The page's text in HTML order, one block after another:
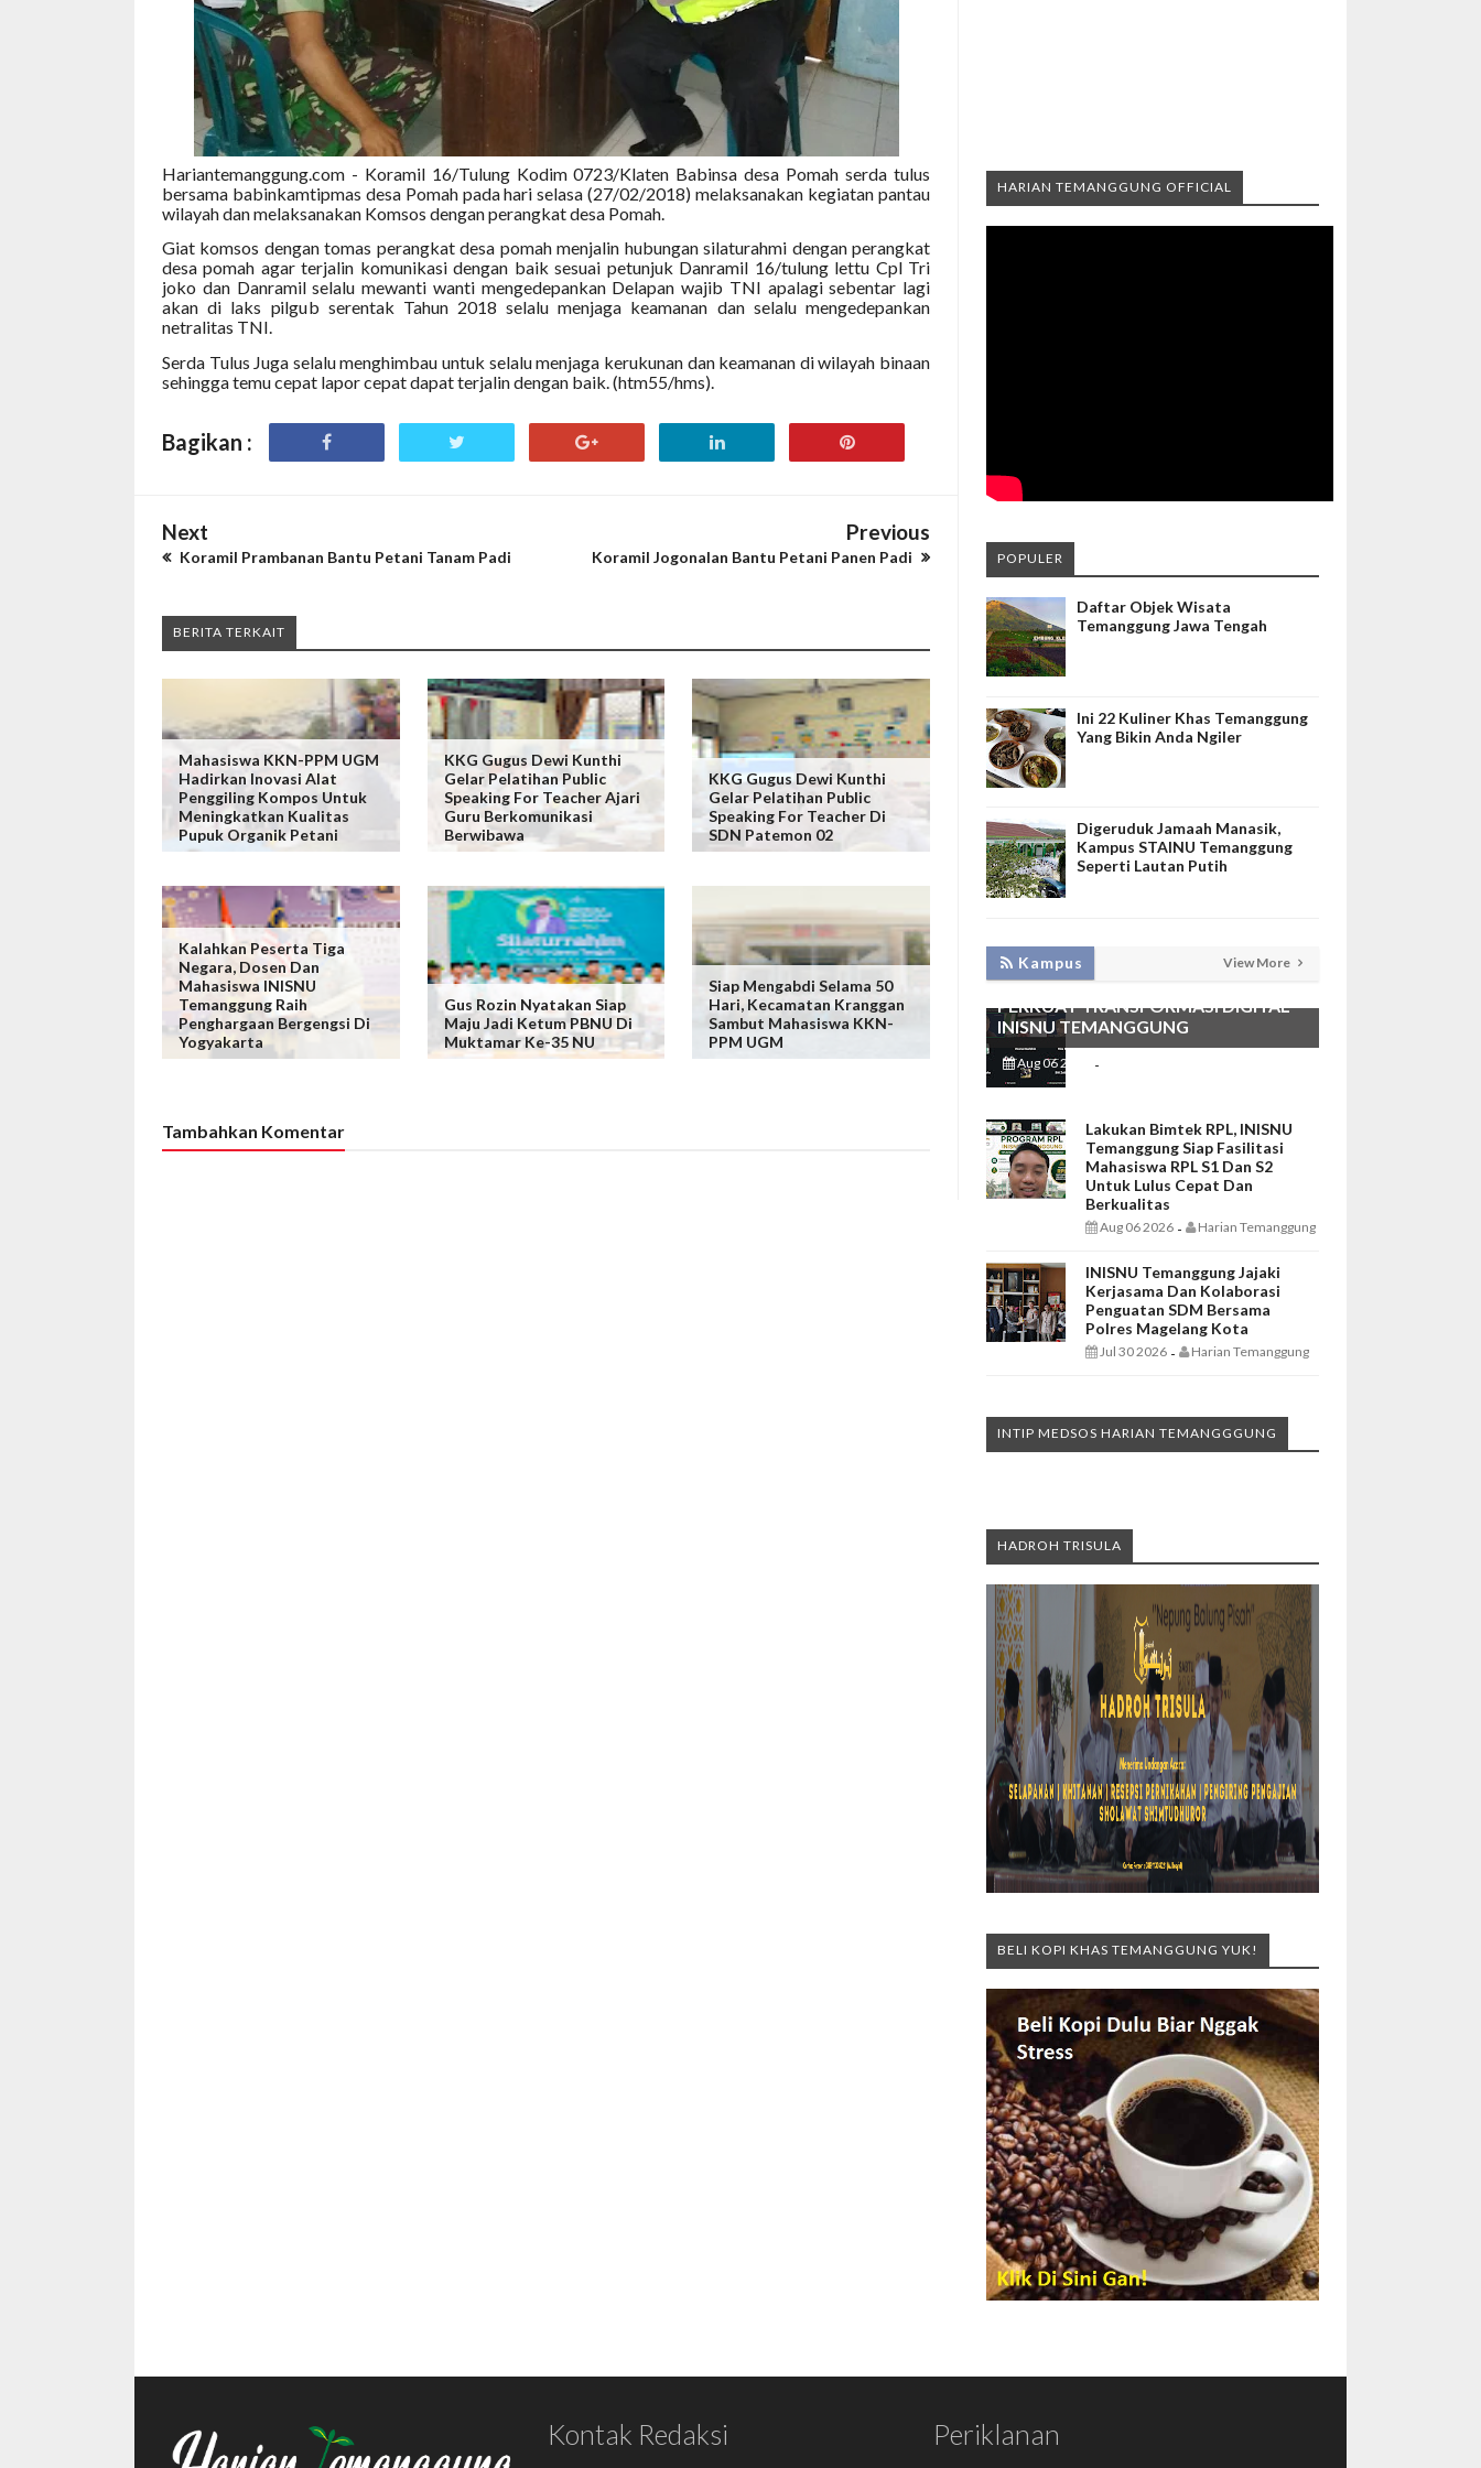
Hariantemanggung.com - Koramil 16/Tulung Kodim 0723/Klaten Babinsa desa Pomah serda tulus
bersama babinkamtipmas desa Pomah pada hari selasa (27/02/2018) melaksanakan kegiatan pantau
wilayah dan melaksanakan Komsos dengan perangkat desa Pomah.
Giat komsos dengan tomas perangkat desa pomah menjalin hubungan silaturahmi dengan perangkat
desa pomah agar terjalin komunikasi dengan baik sesuai petunjuk Danramil 16/tulung lettu Cpl Tri
joko dan Danramil selalu mewanti wanti mengedepankan Delapan wajib TNI apalagi sebentar lagi
akan di laks pilgub serentak Tahun 2018 selalu menjaga keamanan dan selalu mengedepankan
netralitas TNI.
Serda Tulus Juga selalu menghimbau untuk selalu menjaga kerukunan dan keamanan di wilayah binaan
sehingga temu cepat lapor cepat dapat terjalin dengan baik. (htm55/hms).
Bagikan :
Next
Koramil Prambanan Bantu Petani Tanam Padi
Previous
Koramil Jogonalan Bantu Petani Panen Padi
BERITA TERKAIT
Mahasiswa KKN-PPM UGM
Hadirkan Inovasi Alat
Penggiling Kompos Untuk
Meningkatkan Kualitas
Pupuk Organik Petani
KKG Gugus Dewi Kunthi
Gelar Pelatihan Public
Speaking For Teacher Ajari
Guru Berkomunikasi
Berwibawa
KKG Gugus Dewi Kunthi
Gelar Pelatihan Public
Speaking For Teacher Di
SDN Patemon 02
Kalahkan Peserta Tiga
Negara, Dosen Dan
Mahasiswa INISNU
Temanggung Raih
Penghargaan Bergengsi Di
Yogyakarta
Gus Rozin Nyatakan Siap
Maju Jadi Ketum PBNU Di
Muktamar Ke-35 NU
Siap Mengabdi Selama 50
Hari, Kecamatan Kranggan
Sambut Mahasiswa KKN-
PPM UGM
Tambahkan Komentar
HARIAN TEMANGGUNG OFFICIAL
POPULER
Daftar Objek Wisata
Temanggung Jawa Tengah
Ini 22 Kuliner Khas Temanggung
Yang Bikin Anda Ngiler
Digeruduk Jamaah Manasik,
Kampus STAINU Temanggung
Seperti Lautan Putih
Kampus View More
KEMBANGKAN SIM LAYANAN,
HADIRKAN TIM SEVIMA UNTUK
PERKUAT TRANSFORMASI DIGITAL
INISNU TEMANGGUNG
Aug 06 2026 -
Lakukan Bimtek RPL, INISNU
Temanggung Siap Fasilitasi
Mahasiswa RPL S1 Dan S2
Untuk Lulus Cepat Dan
Berkualitas
Aug 06 2026 - Harian Temanggung
INISNU Temanggung Jajaki
Kerjasama Dan Kolaborasi
Penguatan SDM Bersama
Polres Magelang Kota
Jul 30 2026 - Harian Temanggung
INTIP MEDSOS HARIAN TEMANGGGUNG
HADROH TRISULA
BELI KOPI KHAS TEMANGGUNG YUK!
Kontak Redaksi Periklanan